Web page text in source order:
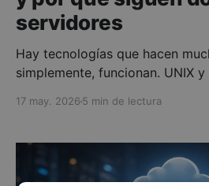
servidores
Hay tecnologías que hacen
simplemente, funcionan. UNIX
titulares con la misma
pero están en la base de buena
17 may. 2026 5 min de lectura